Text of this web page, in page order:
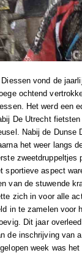
vond de
ochtend
Het werd een
De Utrecht
Nabij de Dunse
het weer langs
zweetdruppeltjes
sportieve aspect
van de stuwende
zich in voor alle
in te zamelen voor
Dit jaar
de inschrijving van
week was